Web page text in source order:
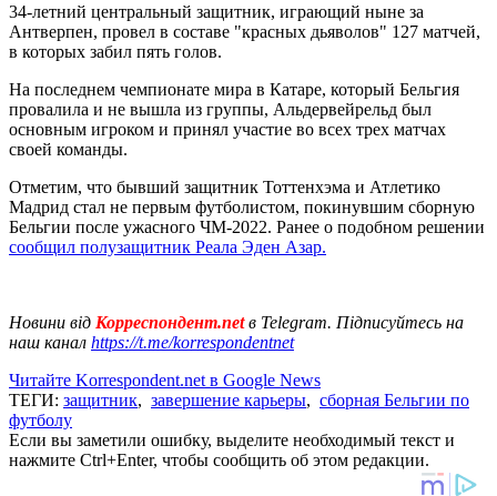
34-летний центральный защитник, играющий ныне за
Антверпен, провел в составе "красных дьяволов" 127 матчей,
в которых забил пять голов.
На последнем чемпионате мира в Катаре, который Бельгия
провалила и не вышла из группы, Альдервейрельд был
основным игроком и принял участие во всех трех матчах
своей команды.
Отметим, что бывший защитник Тоттенхэма и Атлетико
Мадрид стал не первым футболистом, покинувшим сборную
Бельгии после ужасного ЧМ-2022. Ранее о подобном решении
сообщил полузащитник Реала Эден Азар.
Новини від Корреспондент.netв Telegram. Підписуйтесь на
наш канал https://t.me/korrespondentnet
Читайте Korrespondent.net в Google News
ТЕГИ: защитник, завершение карьеры, сборная Бельгии по
футболу
Если вы заметили ошибку, выделите необходимый текст и
нажмите Ctrl+Enter, чтобы сообщить об этом редакции.